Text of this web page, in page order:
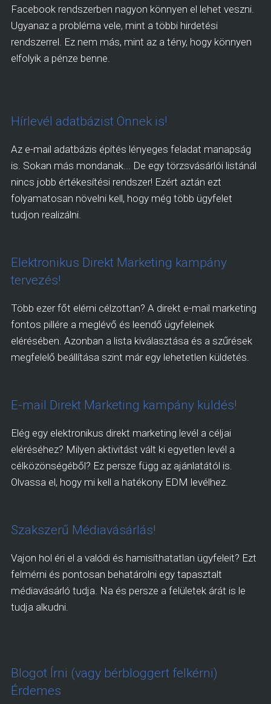
Facebook rendszerben nagyon könnyen el lehet veszni.
Ugyanaz a probléma vele, mint a többi hirdetési
rendszerrel. Ez nem más, mint az a tény, hogy könnyen
elfolyik a pénze benne.
Hírlevél adatbázist Önnek is!
Az e-mail adatbázis építés lényeges feladat manapság
is. Sokan más mondanak... De egy törzsvásárlói listánál
nincs jobb értékesítési rendszer! Ezért aztán ezt
folyamatosan növelni kell, hogy még több ügyfelet
tudjon realizálni.
Elektronikus Direkt Marketing kampány
tervezés!
Több ezer főt elérni célzottan? A direkt e-mail marketing
fontos pillére a meglévő és leendő ügyfeleinek
elérésében. Azonban a lista kiválasztása és a szűrések
megfelelő beállítása szint már egy lehetetlen küldetés.
E-mail Direkt Marketing kampány küldés!
Elég egy elektronikus direkt marketing levél a céljai
eléréséhez? Milyen aktivitást vált ki egyetlen levél a
célközönségéből? Ez persze függ az ajánlatától is.
Olvassa el, hogy mi kell a hatékony EDM levélhez.
Szakszerű Médiavásárlás!
Vajon hol éri el a valódi és hamisíthatatlan ügyfeleit? Ezt
felmérni és pontosan behatárolni egy tapasztalt
médiavásárló tudja. Na és persze a felületek árát is le
tudja alkudni.
Blogot Írni (vagy bérbloggert felkérni)
Érdemes